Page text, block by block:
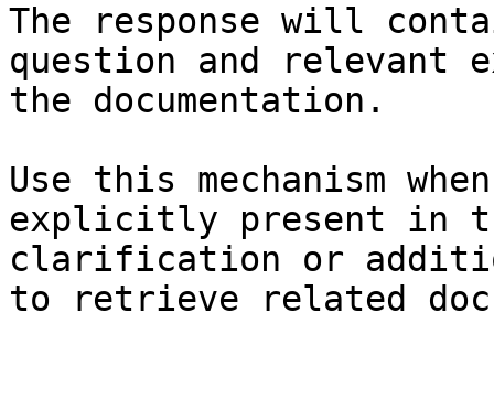
The response will
question and relevant
the documentation.
Use this mechanism
explicitly present in
clarification or